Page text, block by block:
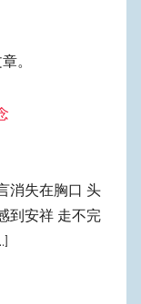
。
消失在胸口 头
到安祥 走不完